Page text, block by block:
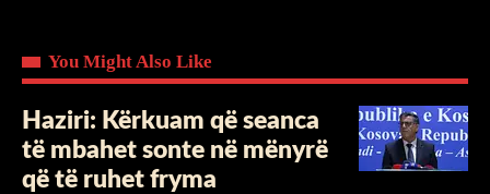
You Might Also Like
Haziri: Kërkuam që seanca
të mbahet sonte në mënyrë
që të ruhet fryma